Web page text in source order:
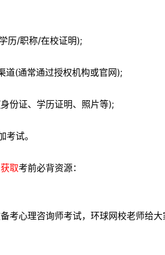
历/职称/在校证明);
道(通常通过授权机构或官网);
份证、学历证明、照片等);
考试。
取考前必背资源：
考心理咨询师考试，环球网校老师给